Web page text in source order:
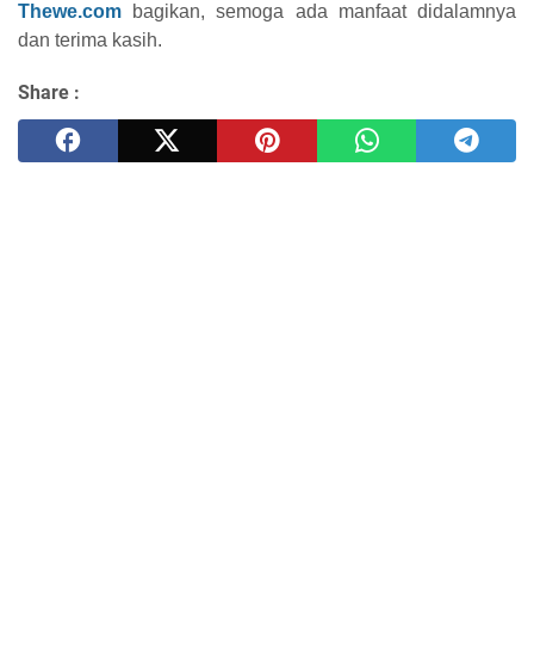
Thewe.com bagikan, semoga ada manfaat didalamnya
dan terima kasih.
Share :